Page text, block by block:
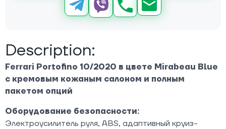
Description:
Ferrari Portofino 10/2020 в цвете Mirabeau Blue
с кремовым кожаным салоном и полным
пакетом опций
Оборудование безопасности:
Электроусилитель руля, ABS, адаптивный круиз-